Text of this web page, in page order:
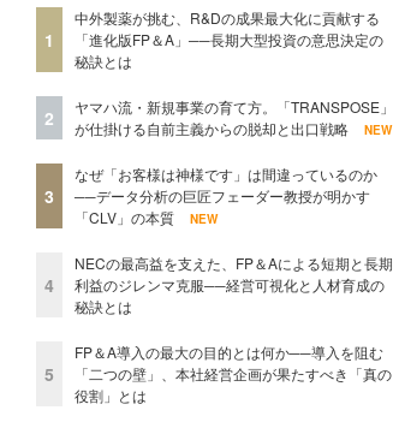
1
中外製薬が挑む、R&Dの成果最大化に貢献する
「進化版FP＆A」──長期大型投資の意思決定の
秘訣とは
2
ヤマハ流・新規事業の育て方。「TRANSPOSE」
が仕掛ける自前主義からの脱却と出口戦略
NEW
3
なぜ「お客様は神様です」は間違っているのか
──データ分析の巨匠フェーダー教授が明かす
「CLV」の本質
NEW
4
NECの最高益を支えた、FP＆Aによる短期と長期
利益のジレンマ克服──経営可視化と人材育成の
秘訣とは
5
FP＆A導入の最大の目的とは何か──導入を阻む
「二つの壁」、本社経営企画が果たすべき「真の
役割」とは